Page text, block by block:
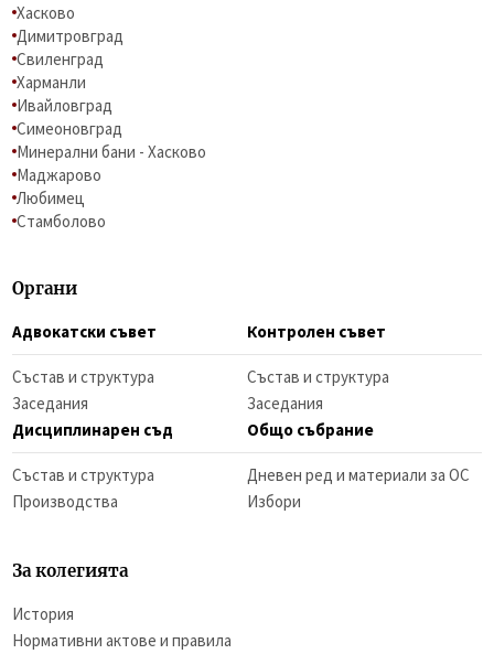
Хасково
Димитровград
Свиленград
Харманли
Ивайловград
Симеоновград
Минерални бани - Хасково
Маджарово
Любимец
Стамболово
Органи
Адвокатски съвет
Състав и структура
Заседания
Контролен съвет
Състав и структура
Заседания
Дисциплинарен съд
Състав и структура
Производства
Общо събрание
Дневен ред и материали за ОС
Избори
За колегията
История
Нормативни актове и правила